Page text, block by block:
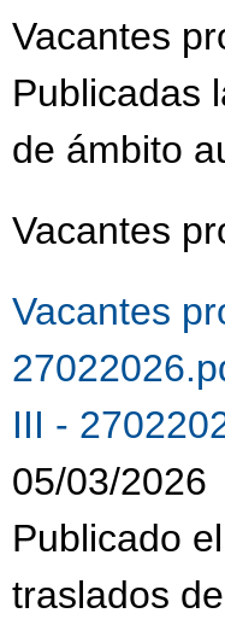
Vacantes
Publicadas
de ámbito
Vacantes
Vacantes
III -
05/03/2026
Publicado
traslados